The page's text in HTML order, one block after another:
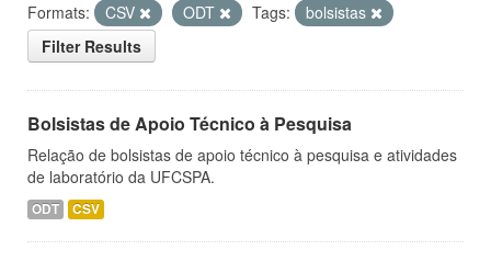
Formats: CSV ODT Tags:
bolsistas
Filter Results
Bolsistas de Apoio Técnico à Pesquisa
Relação de bolsistas de apoio técnico à pesquisa e atividades
de laboratório da UFCSPA.
ODT CSV